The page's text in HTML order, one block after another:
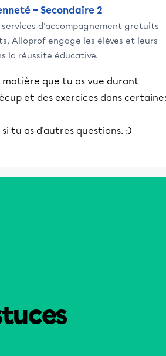
– Secondaire 2
services d’accompagnement gratuits
Alloprof engage les élèves et leurs
la réussite éducative.
que tu as vue durant
et des exercices dans
tu as d'autres questions. :)